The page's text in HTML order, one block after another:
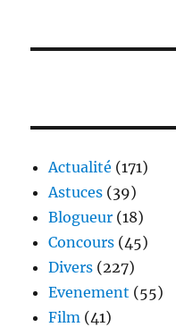
Actualité (171)
Astuces (39)
Blogueur (18)
Concours (45)
Divers (227)
Evenement (55)
Film (41)